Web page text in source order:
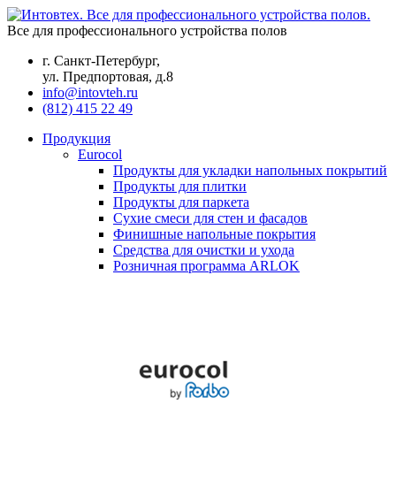
Все для профессионального устройства полов
г. Санкт-Петербург,
ул. Предпортовая, д.8
info@intovteh.ru
(812) 415 22 49
Продукция
Eurocol
Продукты для укладки напольных покрытий
Продукты для плитки
Продукты для паркета
Сухие смеси для стен и фасадов
Финишные напольные покрытия
Средства для очистки и ухода
Розничная программа ARLOK